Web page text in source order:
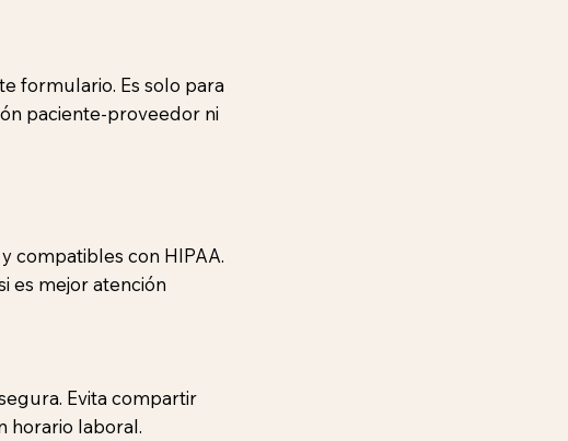
formulario. Es solo para
paciente-proveedor ni
compatibles con HIPAA.
es mejor atención
Evita compartir
horario laboral.